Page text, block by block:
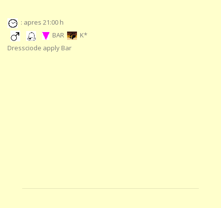
: apres 21:00 h
BAR
K*
Dressciode apply Bar